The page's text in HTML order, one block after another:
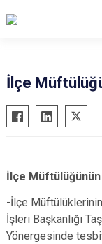
Atabey
Eğirdir
Gönen
Keçiborlu
Şarkikaraağaç
İlçe
İlçe
-İlçe
İşleri Başkanlığı
Yönergesinde